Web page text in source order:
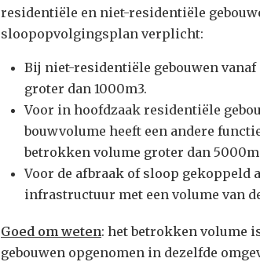
residentiële en niet-residentiële
sloopopvolgingsplan verplicht:
Bij niet-residentiële gebouwen
groter dan 1000m3.
Voor in hoofdzaak residentiële
bouwvolume heeft een andere
betrokken volume groter dan
Voor de afbraak of sloop gekoppeld
infrastructuur met een volume van
Goed om weten: het betrokken volume
gebouwen opgenomen in dezelfde